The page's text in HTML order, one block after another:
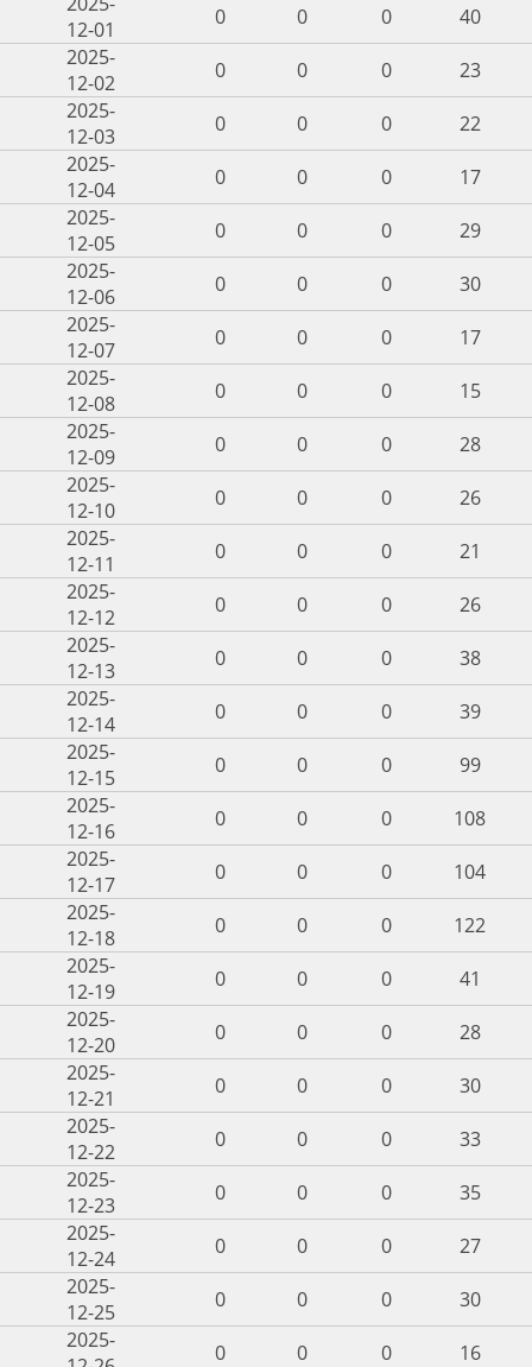
12-01
0 0 0
40
2025-
12-02
0 0 0
23
2025-
12-03
0 0 0
22
2025-
12-04
0 0 0
17
2025-
12-05
0 0 0
29
2025-
12-06
0 0 0
30
2025-
12-07
0 0 0
17
2025-
12-08
0 0 0
15
2025-
12-09
0 0 0
28
2025-
12-10
0 0 0
26
2025-
12-11
0 0 0
21
2025-
12-12
0 0 0
26
2025-
12-13
0 0 0
38
2025-
12-14
0 0 0
39
2025-
12-15
0 0 0
99
2025-
12-16
0 0 0
108
2025-
12-17
0 0 0
104
2025-
12-18
0 0 0
122
2025-
12-19
0 0 0
41
2025-
12-20
0 0 0
28
2025-
12-21
0 0 0
30
2025-
12-22
0 0 0
33
2025-
12-23
0 0 0
35
2025-
12-24
0 0 0
27
2025-
12-25
0 0 0
30
2025-
0 0 0
16